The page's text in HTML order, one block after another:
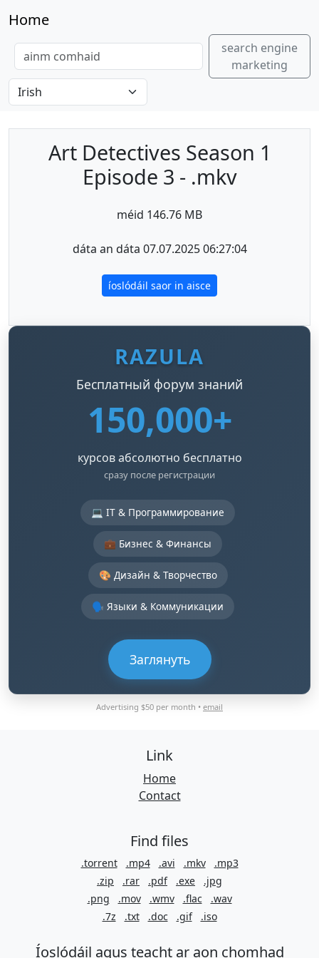
Home
search engine
marketing
Art Detectives Season 1
Episode 3 - .mkv
méid 146.76 MB
dáta an dáta 07.07.2025 06:27:04
íoslódáil saor in aisce
RAZULA
Бесплатный форум знаний
150,000+
курсов абсолютно бесплатно
сразу после регистрации
💻 IT & Программирование
💼 Бизнес & Финансы
🎨 Дизайн & Творчество
🗣️ Языки & Коммуникации
Заглянуть
Advertising $50 per month • email
Link
Home
Contact
Find files
.torrent .mp4 .avi .mkv
.mp3
.zip
.rar .pdf .exe
.jpg
.png
.mov .wmv .flac
.wav
.7z
.txt .doc .gif .iso
Íoslódáil agus teacht ar aon chomhad